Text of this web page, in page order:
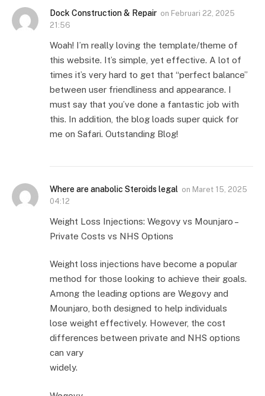
Dock Construction & Repair on Februari 22, 2025
21:56
Woah! I’m really loving the template/theme of
this website. It’s simple, yet effective. A lot of
times it’s very hard to get that “perfect balance”
between user friendliness and appearance. I
must say that you’ve done a fantastic job with
this. In addition, the blog loads super quick for
me on Safari. Outstanding Blog!
Where are anabolic Steroids legal on Maret 15, 2025
04:12
Weight Loss Injections: Wegovy vs Mounjaro –
Private Costs vs NHS Options
Weight loss injections have become a popular
method for those looking to achieve their goals.
Among the leading options are Wegovy and
Mounjaro, both designed to help individuals
lose weight effectively. However, the cost
differences between private and NHS options
can vary
widely.